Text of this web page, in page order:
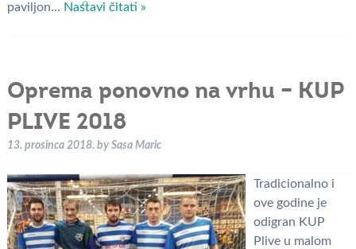
paviljon… Nastavi čitati »
Oprema ponovno na vrhu – KUP
PLIVE 2018
13. prosinca 2018. by Sasa Maric
Tradicionalno i
ove godine je
odigran KUP
Plive u malom